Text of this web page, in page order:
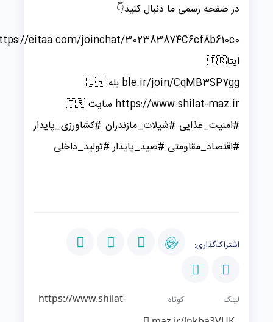
در صفحه رسمی ما دنبال کنید👇
https://eitaa.com/joinchat/302383874C6cf8b610c0
ایتا🇮🇷
ble.ir/join/CqMB3SP7gg بله 🇮🇷
https://www.shilat-maz.ir سایت 🇮🇷
#امنیت_غذایی #شیلات_مازندران #کشاورزی_پایدار
#اقتصاد_مقاومتی #صید_پایدار #تولید_داخلی
اشتراک‌گذاری:
لینک کوتاه:
https://www.shilat-